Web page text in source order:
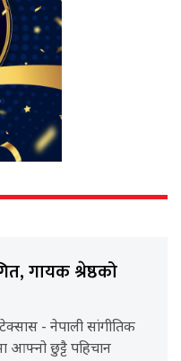
गायक श्रेष्ठको
- नेपाली सांगीतिक
आफ्नो छुट्टै पहिचान